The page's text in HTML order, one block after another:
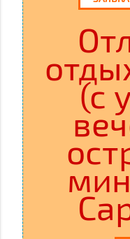
(с